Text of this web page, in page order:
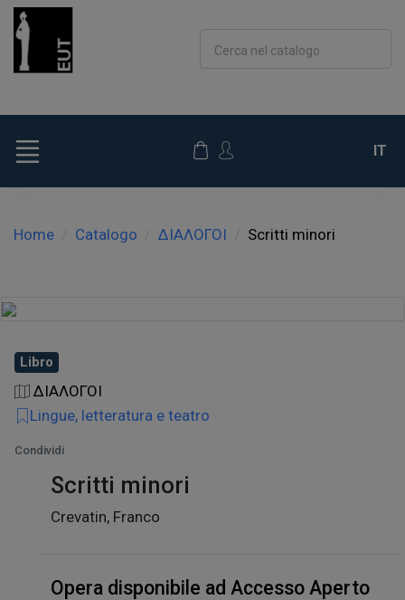
Cerca nel catalogo
IT
Home Catalogo ΔΙΑΛΟΓΟΙ Scritti minori
Libro
ΔΙΑΛΟΓΟΙ
Lingue, letteratura e teatro
Condividi
Scritti minori
Crevatin, Franco
Opera disponibile ad Accesso Aperto